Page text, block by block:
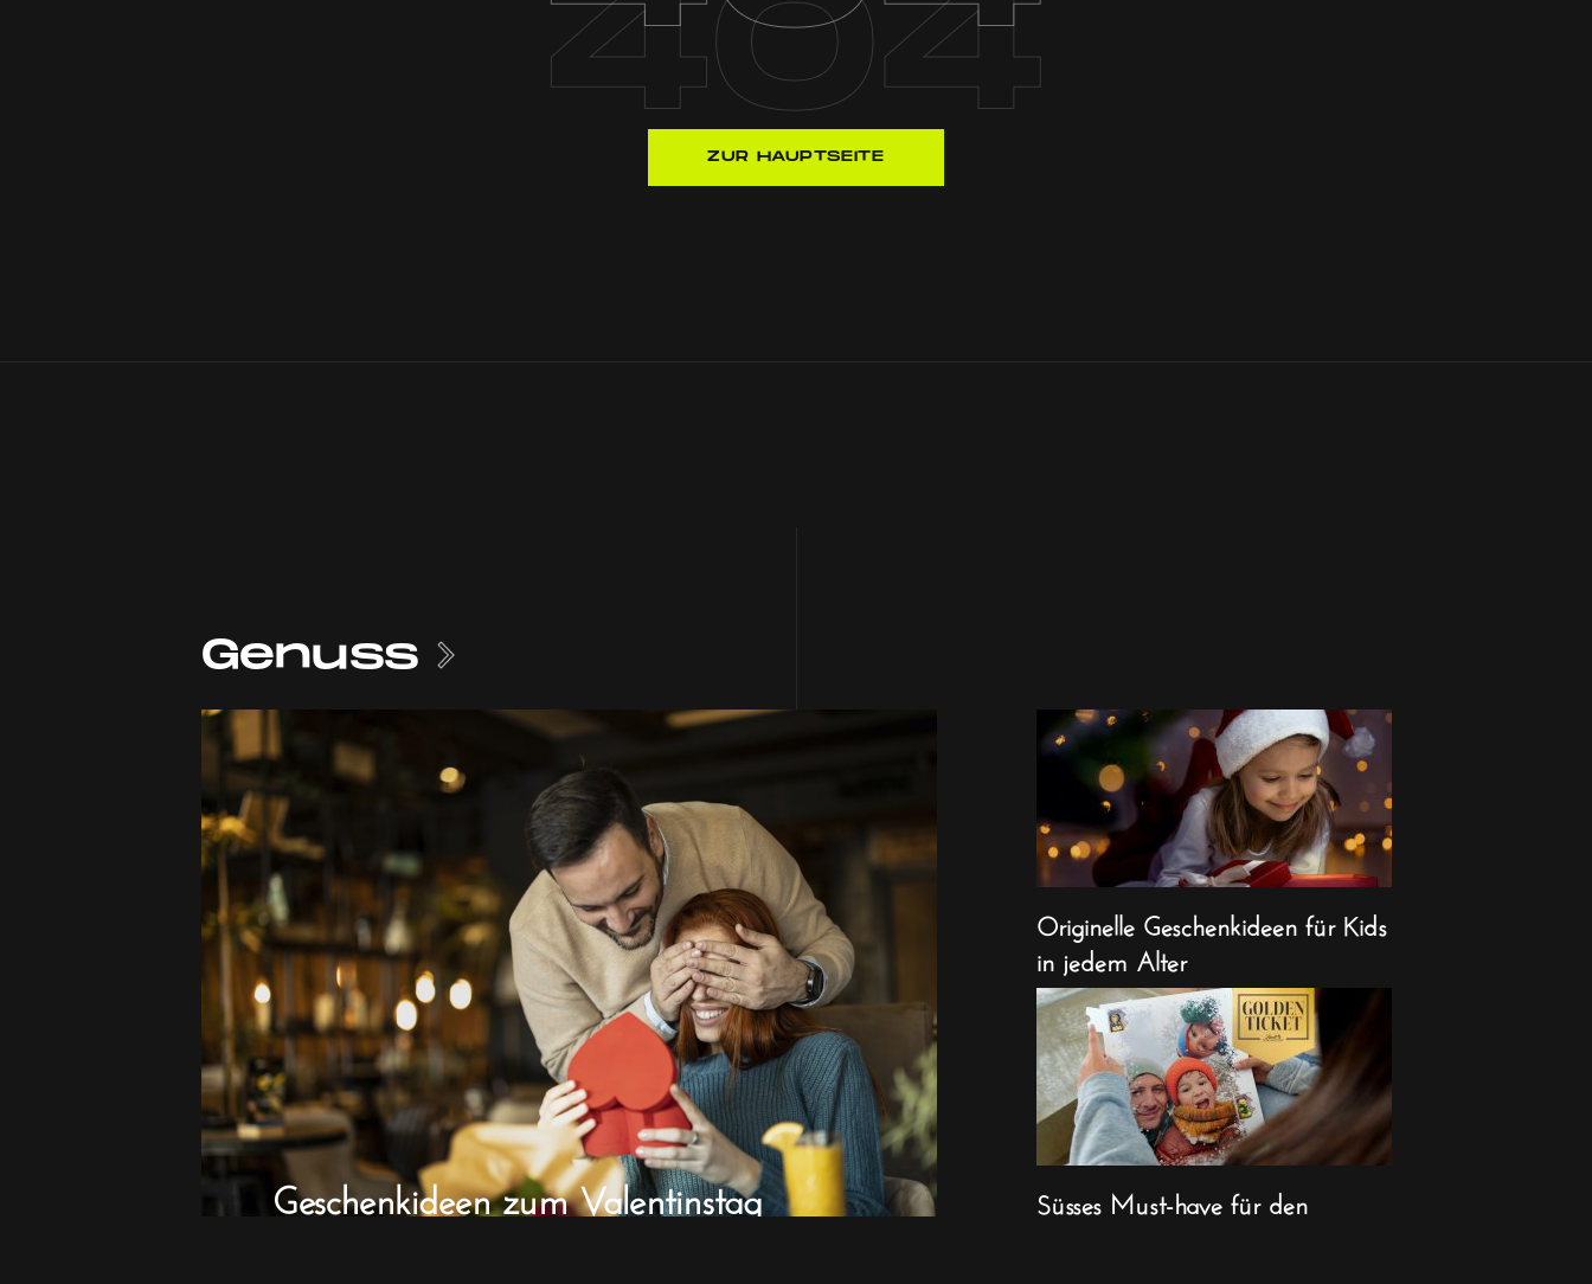
ZUR HAUPTSEITE
Genuss
Geschenkideen zum Valentinstag
Originelle Geschenkideen für Kids
in jedem Alter
Süsses Must-have für den